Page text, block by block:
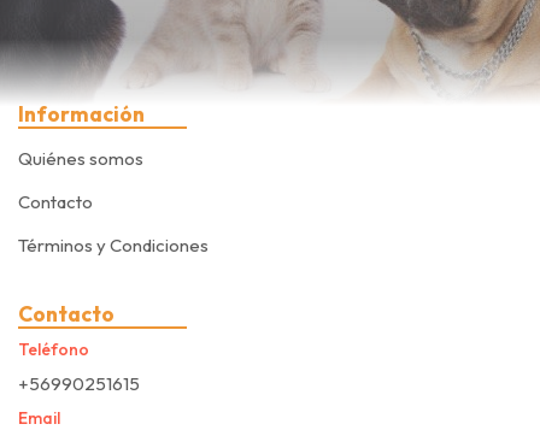
Información
Quiénes somos
Contacto
Términos y Condiciones
Contacto
Teléfono
+56990251615
Email